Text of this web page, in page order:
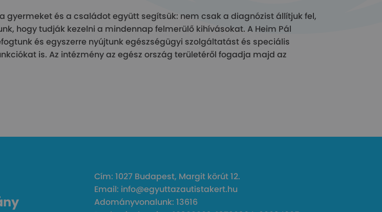
gyermeket és a családot együtt segítsük: nem csak a diagnózist állítjuk fel,
hogy tudják kezelni a mindennap felmerülő kihívásokat. A Heim Pál
és egyszerre nyújtunk egészségügyi szolgáltatást és speciális
is. Az intézmény az egész ország területéről fogadja majd az
Cím: 1027 Budapest, Margit körút 12.
Email: info@egyuttazautistakert.hu
Adományvonalunk: 13616